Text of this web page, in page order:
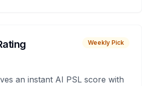
Weekly Pick
an instant AI PSL score with